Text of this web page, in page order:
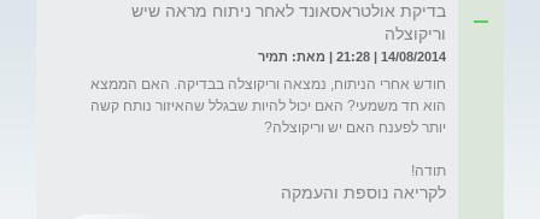
בדיקת אולטראסאונד לאחר ניתוח מראה שיש
וריקוצלה
14/08/2014 | 21:28 | מאת: תמיר
חודש אחרי הניתוח, נמצאה וריקוצלה בבדיקה. האם הממצא
הוא חד משמעי? האם יכול להיות שבגלל שהאיזור נותח קשה
תודה!
לקריאה נוספת והעמקה